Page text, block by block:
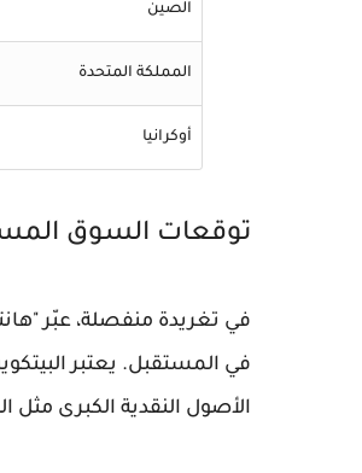
الصين
المملكة المتحدة
أوكرانيا
توقعات السوق
في المستقبل. يعتبر
الأصول النقدية الكبرى مثل